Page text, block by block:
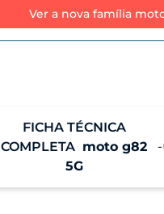
Ver a nova família
FICHA TÉCNICA
COMPLETA moto g82
5G